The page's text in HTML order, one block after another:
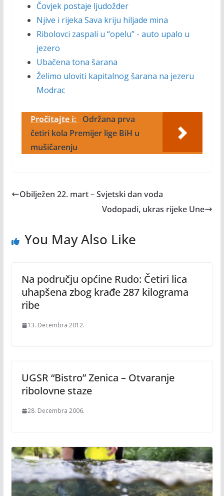
Čovjek postaje ljudožder
Njive i rijeka Sava kriju hiljade mina
Ribolovci zaspali u “opelu” - auto upalo u
jezero
Ubačena tona šarana
Želimo uloviti kapitalnog šarana na jezeru
Modrac
Pročitajte i:
Održana prva
četiri kola Premijer lige BiH u
mušičarenju
Obilježen 22. mart – Svjetski dan voda
Vodopadi, ukras rijeke Une
You May Also Like
Na području općine Rudo: Četiri lica
uhapšena zbog krađe 287 kilograma
ribe
13. Decembra 2012.
UGSR “Bistro” Zenica – Otvaranje
ribolovne staze
28. Decembra 2006.